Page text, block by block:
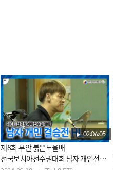
02:06:05
제8회 부안 붉은노을배
전국보치아선수권대회 남자 개인전